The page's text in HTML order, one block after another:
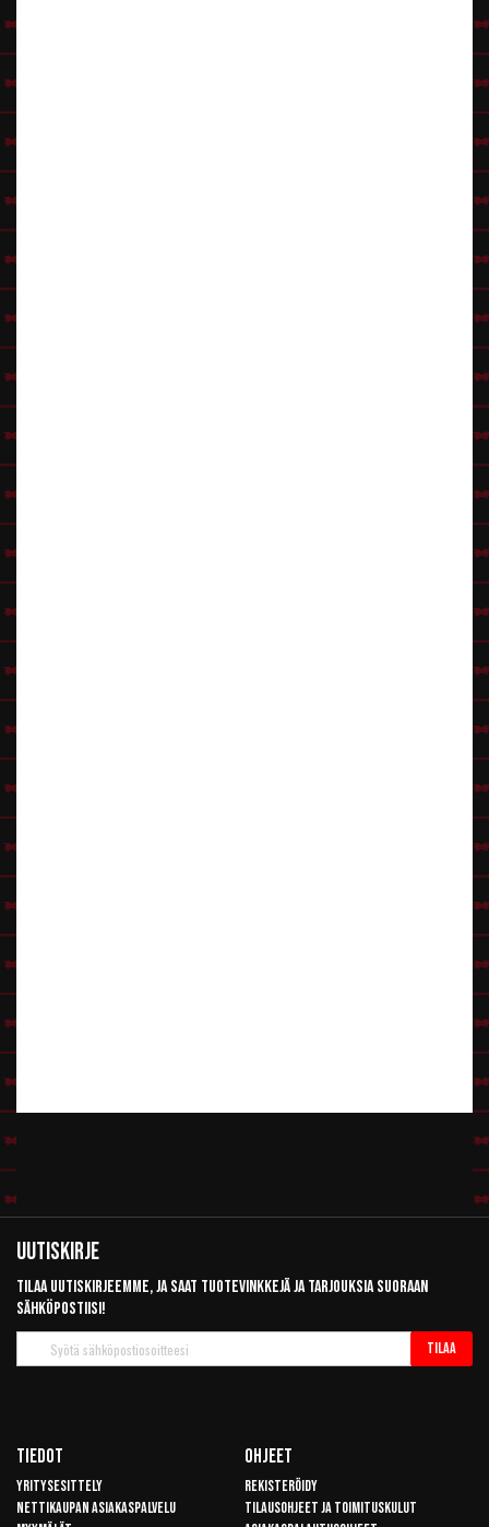
Uutiskirje
Tilaa uutiskirjeemme, ja saat tuotevinkkejä ja tarjouksia suoraan
sähköpostiisi!
uutiskirje
Tilaa
Tiedot
Yritysesittely
Nettikaupan asiakaspalvelu
Ohjeet
Rekisteröidy
Tilausohjeet ja toimituskulut